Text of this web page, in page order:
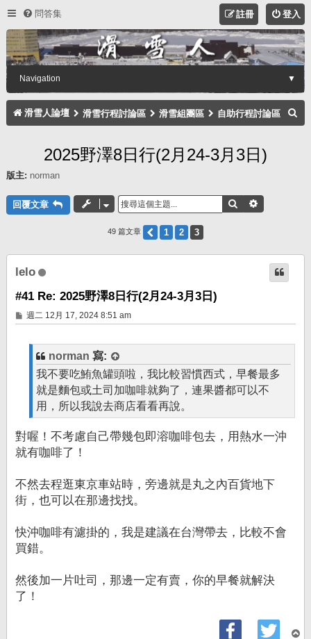
問答集 登入
註冊
Navigation ▼
滑雪人論壇 滑雪行程討論區 滑雪組團區 自助行程討論區
2025野澤8日行(2月24-3月3日)
版主: norman
回覆文章 搜尋
49 篇文章 上一頁
1 2 3
lelo
#41 Re: 2025野澤8日行(2月24-3月3日)
文
章
週二 12月 17, 2024 8:51 am
norman 寫:
我不要吃鮪魚罐頭啦，我比較習慣西式，早餐最多
就是麵包或土司加咖啡就夠了，連果醬都可以不
用，所以我說去商店看看再說。
對喔！不考慮自己帶幾包即溶咖啡包去，用熱水一沖
就有咖啡了！
不然去程逛東京車站時，旁邊就是丸之內百貨地下
街，也可以在那邊找找。
快沖咖啡有濾掛的，我是建議在台灣帶去，比較不會
買錯。
然後加一片吐司，那邊一定有賣，你的早餐就解決
了！